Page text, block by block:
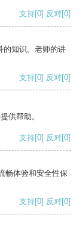
支持[0] 反对[0]
的知识。老师的讲
支持[0] 反对[0]
供帮助。
支持[0] 反对[0]
畅体验和安全性保
支持[0] 反对[0]